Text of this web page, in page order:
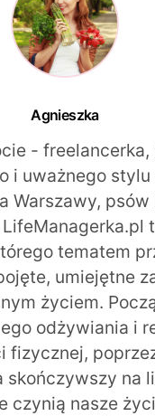
Agnieszka
- freelancerka,
i uważnego stylu
Warszawy,
tematem
umiejętne
życiem.
odżywiania i
fizycznej,
skończywszy na
czynią nasze